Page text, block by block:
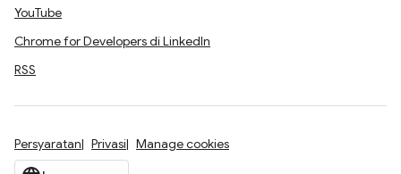
YouTube
Chrome for Developers di LinkedIn
RSS
Persyaratan Privasi Manage cookies